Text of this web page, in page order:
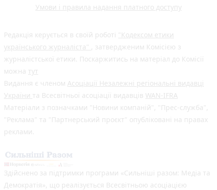
Умови і правила надання платного доступу
Редакція керується в своїй роботі "Кодексом етики
українського журналіста"
, затвердженим Комісією з
журналістської етики. Поскаржитись на матеріал до Комісії
можна тут
Видання є членом Асоціації Незалежні регіональні видавці
України та Всесвітньої асоціації видавців WAN-IFRA
Матеріали з позначками "Новини компаній", "Прес-служба",
"Реклама" та "Партнерський проєкт" опубліковані на правах
реклами.
Здійснено за підтримки програми «Сильніші разом: Медіа та
Демократія», що реалізується Всесвітньою асоціацією